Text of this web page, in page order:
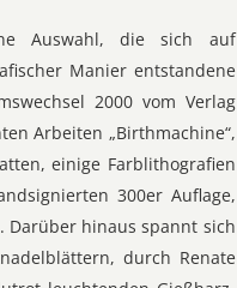
Auswahl, die sich auf
Manier entstandene
2000 vom Verlag
Arbeiten „Birthmachine“,
einige Farblithografien
300er Auflage,
Darüber hinaus spannt sich
durch Renate